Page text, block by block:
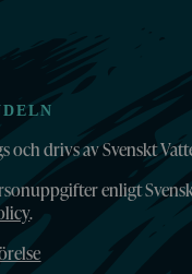
och drivs av Svenskt
enligt
.